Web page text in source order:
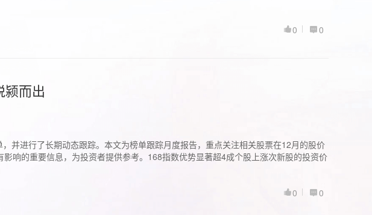
0
0
颍而出
并进行了长期动态跟踪。本文为榜单跟踪月度报告，重点关注相关股票在12月的股价
响的重要信息，为投资者提供参考。168指数优势显著超4成个股上涨次新股的投资价
0
0